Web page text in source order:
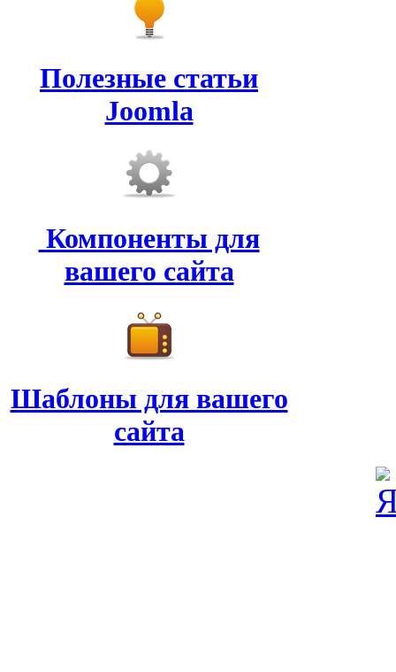
Полезные статьи
Joomla
Компоненты для
вашего сайта
Шаблоны для вашего
сайта